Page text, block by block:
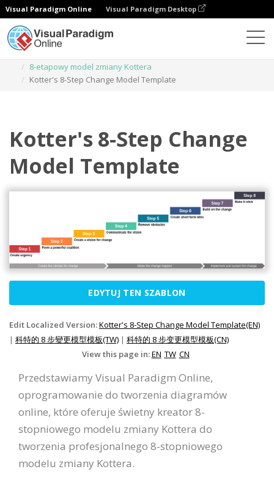
Visual Paradigm Online Visual Paradigm Desktop
8-etapowy model zmiany Kottera
Kotter's 8-Step Change Model Template
Kotter's 8-Step Change
Model Template
EDYTUJ TEN SZABLON
Edit Localized Version:Kotter's 8-Step Change Model Template(EN)
| 科特的 8 步變更模型模板(TW) | 科特的 8 步变更模型模板(CN)
View this page in:EN TW CN
Przedstawiamy Visual Paradigm Online,
oprogramowanie do tworzenia diagramów
online, które oferuje świetny kreator 8-
stopniowego modelu zmiany Kottera do
tworzenia profesjonalnego 8-stopniowego
modelu zmiany Kottera.